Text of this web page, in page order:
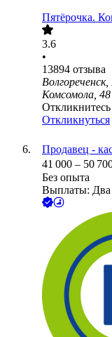
Пятёрочка.
3.6
•
13894 отзыва
Комсомола, 48
Откликнуться
Продавец -
41 000 – 50
Без опыта
Выплаты: Два